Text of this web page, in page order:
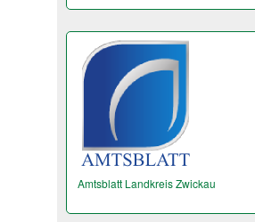
Amtsblatt Landkreis Zwickau